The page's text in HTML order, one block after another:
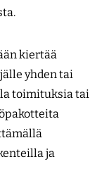
kiertää
yhden tai
toimituksia tai
ja